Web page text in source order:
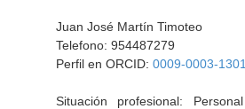
Juan José Martín Timoteo
Telefono: 954487279
Perfil en ORCID: 0009-0003-
Situación profesional: